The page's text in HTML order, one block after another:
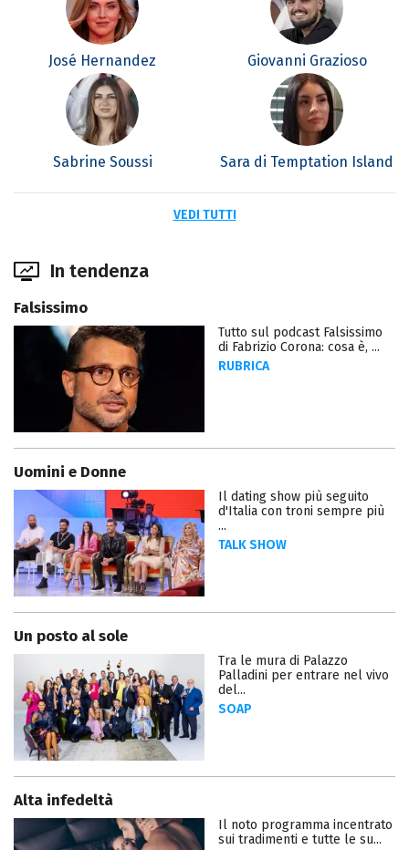
José Hernandez Giovanni Grazioso
Sabrine Soussi Sara di Temptation Island
VEDI TUTTI
In tendenza
Falsissimo
Tutto sul podcast Falsissimo
di Fabrizio Corona: cosa è, ...
RUBRICA
Uomini e Donne
Il dating show più seguito
d'Italia con troni sempre più
...
TALK SHOW
Un posto al sole
Tra le mura di Palazzo
Palladini per entrare nel vivo
del...
SOAP
Alta infedeltà
Il noto programma incentrato
sui tradimenti e tutte le su...